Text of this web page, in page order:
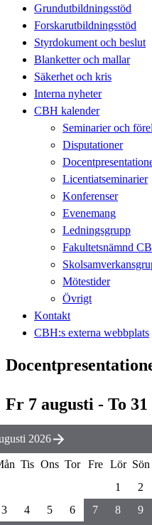
Grundutbildningsstöd
Forskarutbildningsstöd
Styrdokument och beslut
Blanketter och mallar
Säkerhet och kris
Interna nyheter
CBH kalender
Seminarier och
Disputationer
Licentiatseminarier
Konferenser
Evenemang
Ledningsgrupp
Fakultetsnämnd
Mötestider
Övrigt
Kontakt
CBH:s externa webbplats
Fr 7 augusti - To
2026
Tis Ons Tor Fre Lör Sön
1
2
3
4 5 6 7 8
9